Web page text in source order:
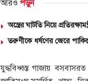
আরও পড়ুন
অস্ত্রের ঘাটতি নিয়ে
তরুণীকে ধর্ষণের জেরে
যুদ্ধবিধ্বস্ত গাজায়